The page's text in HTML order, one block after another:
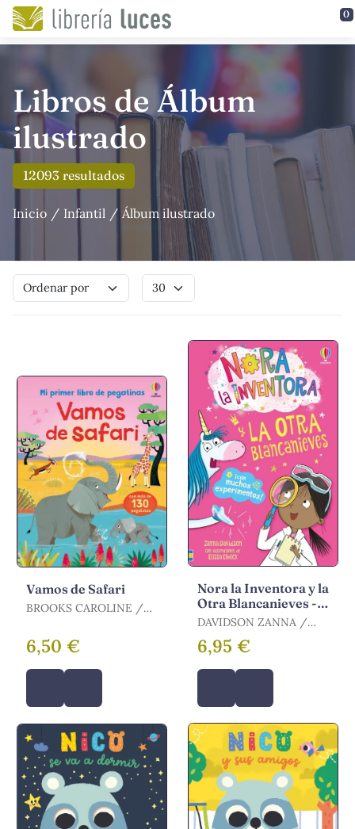
Saltar al contenido principal 0
Libros de Álbum
ilustrado
12093 resultados
Inicio Infantil Álbum ilustrado
Vamos de Safari
BROOKS CAROLINE /
BROOKS, FELICITY
6,50 €
Nora la Inventora y la
Otra Blancanieves -
Libro 7
DAVIDSON ZANNA /
DAVIDSON, ZANNA
6,95 €